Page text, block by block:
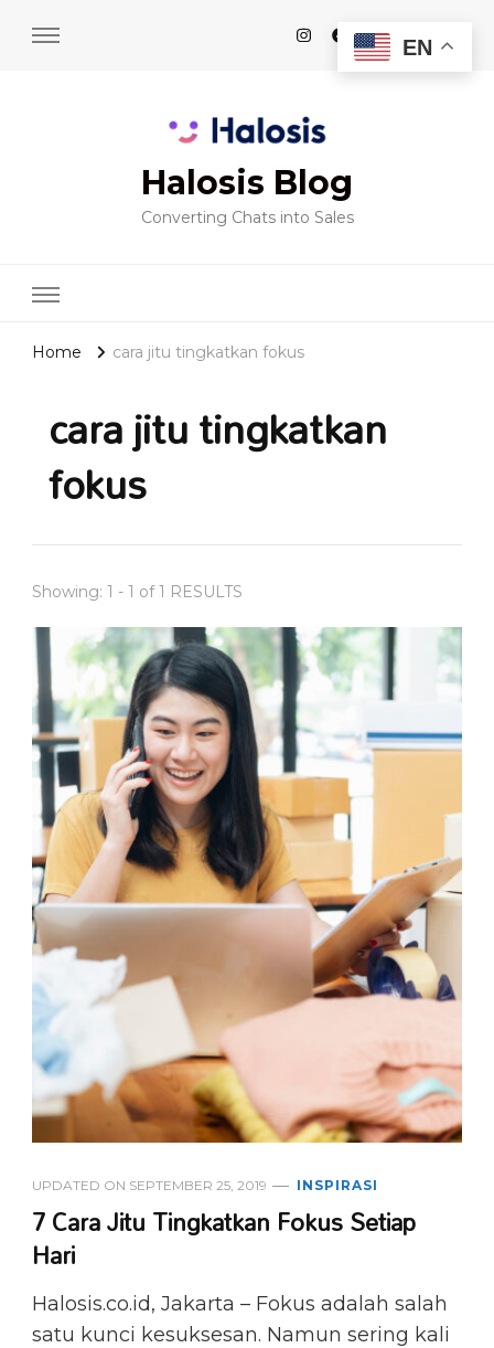
Halosis Blog
Converting Chats into Sales
Home cara jitu tingkatkan fokus
cara jitu tingkatkan
fokus
Showing: 1 - 1 of 1 RESULTS
UPDATED ON SEPTEMBER 25, 2019 INSPIRASI
7 Cara Jitu Tingkatkan Fokus Setiap
Hari
Halosis.co.id, Jakarta ​– Fokus adalah salah
satu kunci kesuksesan. Namun sering kali
EN